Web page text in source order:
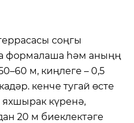
соңгы
формалаша һәм аныңң
м, киңлеге – 0,5
кенче тугай өсте
яхшырак күренә,
20 м биеклектәге